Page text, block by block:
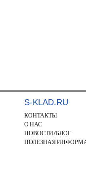
S-KLAD.RU
КОНТАКТЫ
О НАС
НОВОСТИ/БЛОГ
ПОЛЕЗНАЯ